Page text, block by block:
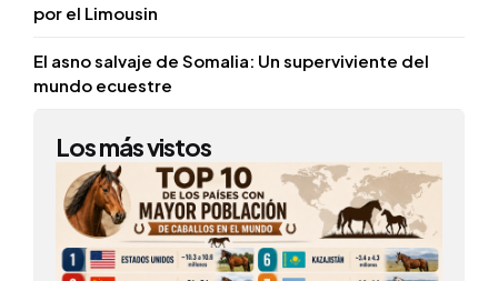
por el Limousin
El asno salvaje de Somalia: Un superviviente del
mundo ecuestre
Los más vistos